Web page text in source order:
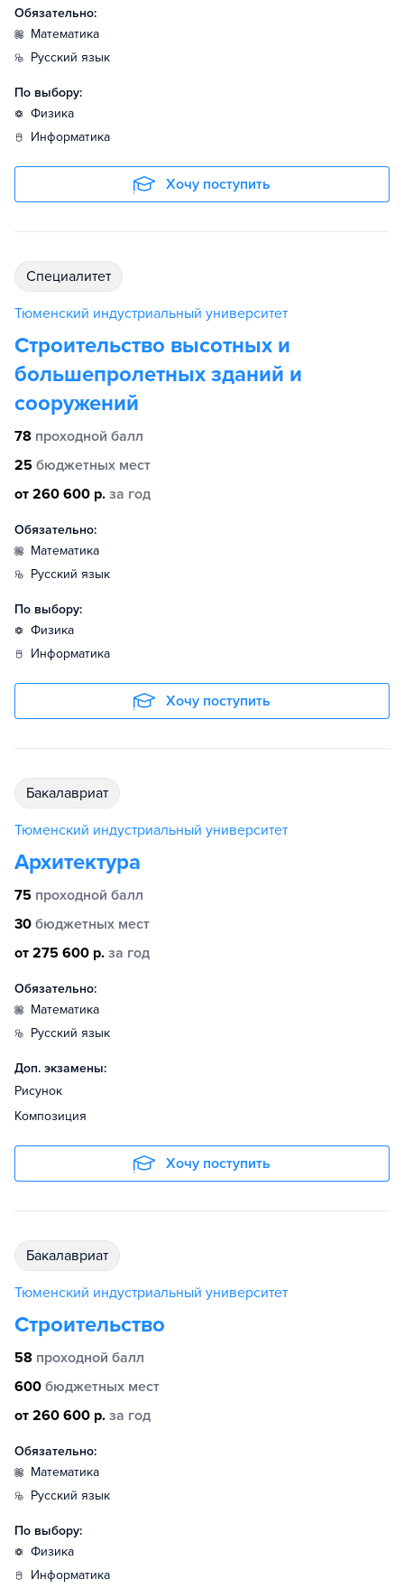
Обязательно:
математика
русский язык
По выбору:
физика
информатика
Хочу поступить
специалитет
Тюменский индустриальный университет
Строительство высотных и
большепролетных зданий и
сооружений
78 проходной балл
25 бюджетных мест
от 260 600 р. за год
Обязательно:
математика
русский язык
По выбору:
физика
информатика
Хочу поступить
бакалавриат
Тюменский индустриальный университет
Архитектура
75 проходной балл
30 бюджетных мест
от 275 600 р. за год
Обязательно:
математика
русский язык
Доп. экзамены:
Рисунок
Композиция
Хочу поступить
бакалавриат
Тюменский индустриальный университет
Строительство
58 проходной балл
600 бюджетных мест
от 260 600 р. за год
Обязательно:
математика
русский язык
По выбору:
физика
информатика